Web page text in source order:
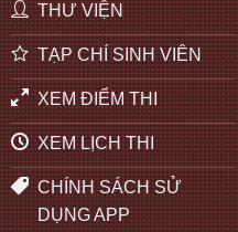
THƯ VIỆN
TẠP CHÍ SINH VIÊN
XEM ĐIỂM THI
XEM LỊCH THI
CHÍNH SÁCH SỬ
DỤNG APP